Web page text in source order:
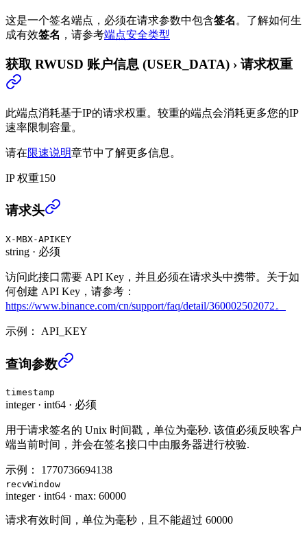
这是一个签名端点，必须在请求参数中包含签名 。 了解如何生
成有效签名 ，请参考端点安全类型
获取 RWUSD 账户信息 (USER_DATA) › 请求权重
此端点消耗基于IP的请求权重。较重的端点会消耗更多您的IP
速率限制容量。
请在限速说明章节中了解更多信息。
IP 权重150
获取 RWUSD 账户信息 (USER_DATA)
请求头
X-MBX-APIKEY
string · 必须
访问此接口需要 API Key，并且必须在请求头中携带。关于如
何创建 API Key，请参考：
https://www.binance.com/cn/support/faq/detail/360002502072。
示例： API_KEY
获取 RWUSD 账户信息 (USER_DATA)
查询参数
timestamp
integer· int64 · 必须
用于请求签名的 Unix 时间戳，单位为毫秒. 该值必须反映客户
端当前时间，并会在签名接口中由服务器进行校验.
示例： 1770736694138
recvWindow
integer· int64 · max: 60000
请求有效时间，单位为毫秒，且不能超过 60000